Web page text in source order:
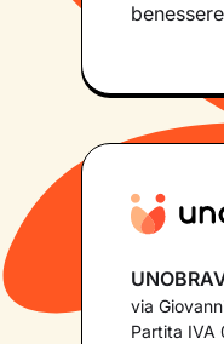
via
Partita IVA